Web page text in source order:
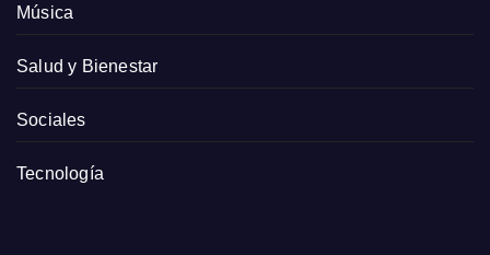
Música
Salud y Bienestar
Sociales
Tecnología